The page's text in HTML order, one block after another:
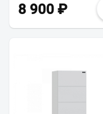
8 900 ₽